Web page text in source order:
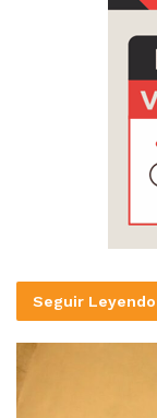
Seguir